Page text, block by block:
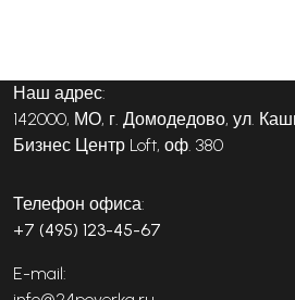
Наш адрес:
142000, МО, г. Домодедово, ул.
Бизнес Центр Loft, оф. 380
Телефон офиса:
+7 (495) 123-45-67
E-mail: